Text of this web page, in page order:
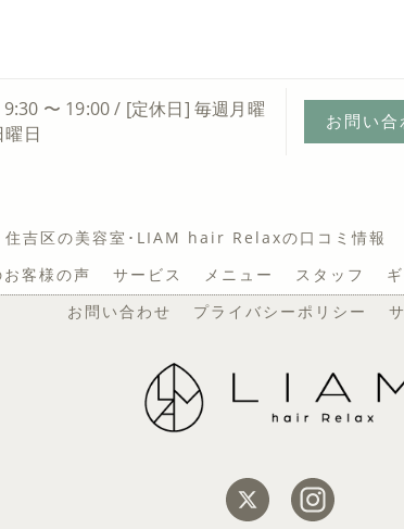
〜 19:00 / [定休日] 毎週月曜
曜日
お問い合
住吉区の美容室･LIAM hair Relaxの口コミ情報
客様の声
サービス メニュー スタッフ
お問い合わせ
プライバシーポリシー